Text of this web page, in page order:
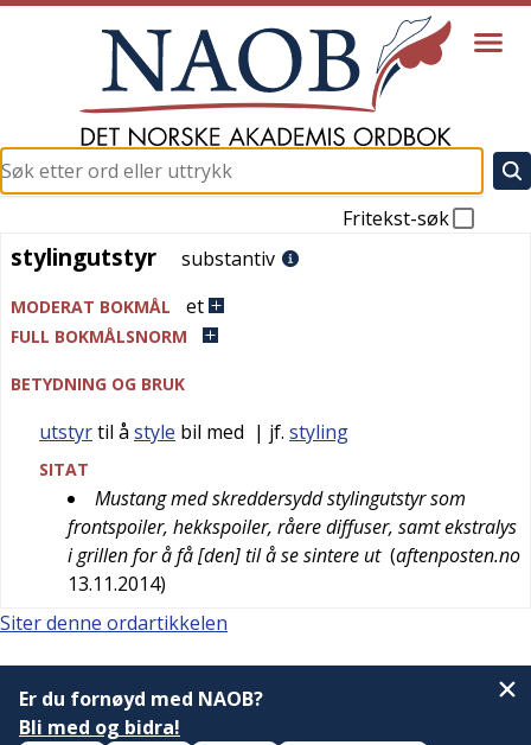
Fritekst-søk
stylingutstyr
stylingutstyr substantiv
MODERAT BOKMÅL et
FULL BOKMÅLSNORM
BETYDNING OG BRUK
utstyrtil å style bil med | jf. styling
SITAT
Mustang med skreddersydd stylingutstyr som
frontspoiler, hekkspoiler, råere diffuser, samt ekstralys
i grillen for å få [den] til å se sintere ut (aftenposten.no
13.11.2014)
Siter denne ordartikkelen
Er du fornøyd med NAOB?
Bli med og bidra!